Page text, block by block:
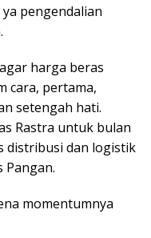
pengendalian
harga beras
cara, pertama,
setengah hati.
Rastra untuk bulan
distribusi dan logistik
Pangan.
momentumnya